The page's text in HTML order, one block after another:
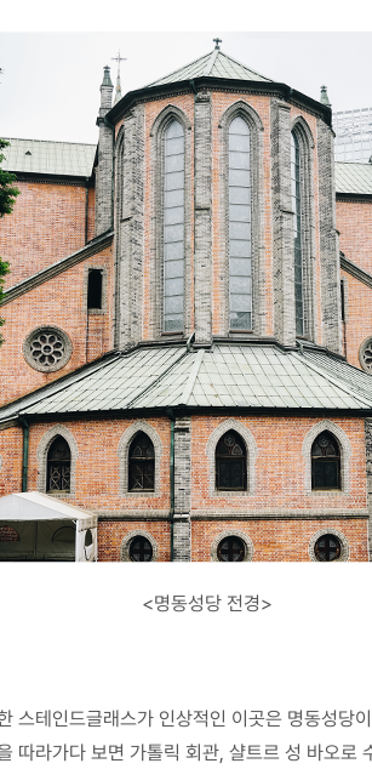
<명동성당 전경>
스테인드글래스가 인상적인 이곳은 명동성
따라가다 보면 가톨릭 회관, 샬트르 성 바오